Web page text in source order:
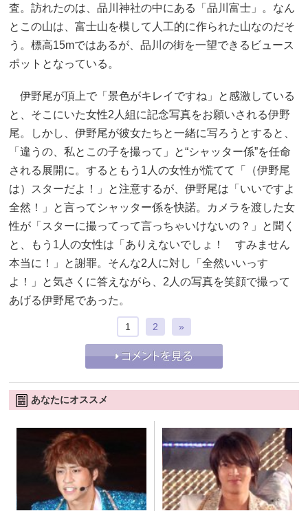
査。訪れたのは、品川神社の中にある「品川富士」。なん
とこの山は、富士山を模して人工的に作られた山なのだそ
う。標高15mではあるが、品川の街を一望できるビュース
ポットとなっている。
伊野尾が頂上で「景色がキレイですね」と感激している
と、そこにいた女性2人組に記念写真をお願いされる伊野
尾。しかし、伊野尾が彼女たちと一緒に写ろうとすると、
「違うの、私とこの子を撮って」と“シャッター係”を任命
される展開に。するともう1人の女性が慌てて「（伊野尾
は）スターだよ！」と注意するが、伊野尾は「いいですよ
全然！」と言ってシャッター係を快諾。カメラを渡した女
性が「スターに撮ってって言っちゃいけないの？」と聞く
と、もう1人の女性は「ありえないでしょ！ すみません
本当に！」と謝罪。そんな2人に対し「全然いいっす
よ！」と気さくに答えながら、2人の写真を笑顔で撮って
あげる伊野尾であった。
1 2 »
あなたにオススメ